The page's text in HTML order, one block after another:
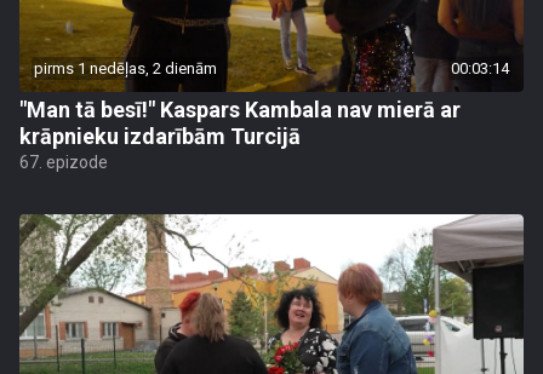
pirms 1 nedēļas, 2 dienām 00:03:14
"Man tā besī!" Kaspars Kambala nav mierā ar
krāpnieku izdarībām Turcijā
67. epizode